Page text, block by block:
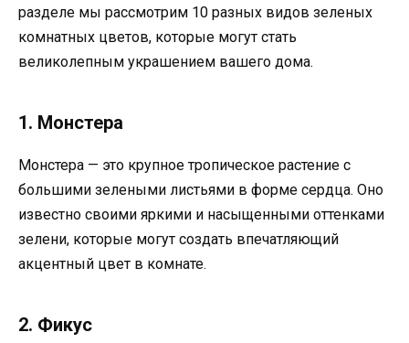
разделе мы рассмотрим 10 разных видов зеленых
комнатных цветов, которые могут стать
великолепным украшением вашего дома.
1. Монстера
Монстера — это крупное тропическое растение с
большими зелеными листьями в форме сердца. Оно
известно своими яркими и насыщенными оттенками
зелени, которые могут создать впечатляющий
акцентный цвет в комнате.
2. Фикус